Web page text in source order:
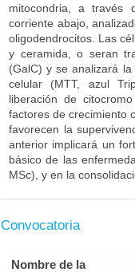
mitocondria, a través
corriente abajo,
oligodendrocitos. Las
y ceramida, o seran
(GalC) y se analizará
celular (MTT, azul
liberación de
factores de crecimiento
favorecen la
anterior implicará un
básico de las
MSc), y en la
Convocatoria
Nombre de la